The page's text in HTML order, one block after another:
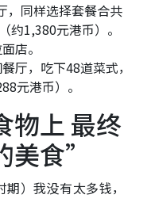
，同样选择套餐合共
约1,380元港币）。
店。
厅，吃下48道菜式，
元港币）。
物上 最终
食”
）我没有太多钱，